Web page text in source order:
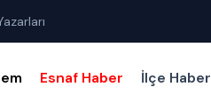
Esnaf Haber İlçe Haber